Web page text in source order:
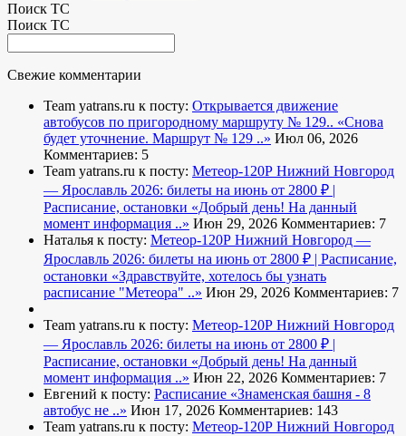
Поиск ТС
Поиск ТС
Свежие комментарии
Team yatrans.ru к посту: Открывается движение
автобусов по пригородному маршруту № 129.. «Снова
будет уточнение. Маршрут № 129 ..» Июл 06, 2026
Комментариев: 5
Team yatrans.ru к посту: Метеор-120Р Нижний Новгород
— Ярославль 2026: билеты на июнь от 2800 ₽ |
Расписание, остановки «Добрый день! На данный
момент информация ..» Июн 29, 2026 Комментариев: 7
Наталья к посту: Метеор-120Р Нижний Новгород —
Ярославль 2026: билеты на июнь от 2800 ₽ | Расписание,
остановки «Здравствуйте, хотелось бы узнать
расписание "Метеора" ..» Июн 29, 2026 Комментариев: 7
Team yatrans.ru к посту: Метеор-120Р Нижний Новгород
— Ярославль 2026: билеты на июнь от 2800 ₽ |
Расписание, остановки «Добрый день! На данный
момент информация ..» Июн 22, 2026 Комментариев: 7
Евгений к посту: Расписание «Знаменская башня - 8
автобус не ..» Июн 17, 2026 Комментариев: 143
Team yatrans.ru к посту: Метеор-120Р Нижний Новгород